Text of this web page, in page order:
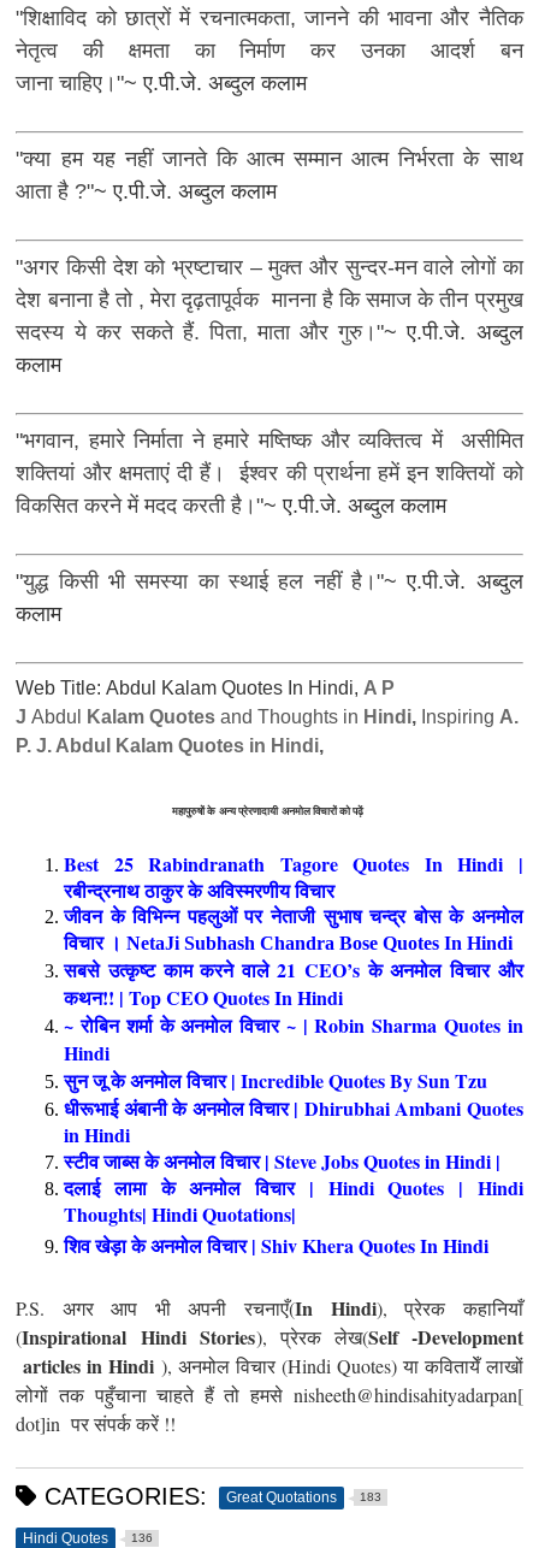
"शिक्षाविद को छात्रों में रचनात्मकता, जानने की भावना और नैतिक
नेतृत्व की क्षमता का निर्माण कर उनका आदर्श बन
जाना चाहिए।"~ ए.पी.जे. अब्दुल कलाम
"क्या हम यह नहीं जानते कि आत्म सम्मान आत्म निर्भरता के साथ
आता है ?"~ ए.पी.जे. अब्दुल कलाम
"अगर किसी देश को भ्रष्टाचार – मुक्त और सुन्दर-मन वाले लोगों का
देश बनाना है तो , मेरा दृढ़तापूर्वक मानना है कि समाज के तीन प्रमुख
सदस्य ये कर सकते हैं. पिता, माता और गुरु।"~ ए.पी.जे. अब्दुल
कलाम
"भगवान, हमारे निर्माता ने हमारे मष्तिष्क और व्यक्तित्व में असीमित
शक्तियां और क्षमताएं दी हैं। ईश्वर की प्रार्थना हमें इन शक्तियों को
विकसित करने में मदद करती है।"~ ए.पी.जे. अब्दुल कलाम
"युद्ध किसी भी समस्या का स्थाई हल नहीं है।"~ ए.पी.जे. अब्दुल
कलाम
Web Title: Abdul Kalam Quotes In Hindi, A P
J Abdul Kalam Quotes and Thoughts in Hindi, Inspiring A.
P. J. Abdul Kalam Quotes in Hindi,
महापुरुषों केअन्य प्रेरणादायीअनमोल विचारों को पढ़ें
Best 25 Rabindranath Tagore Quotes In Hindi |
रबीन्द्रनाथ ठाकुर के अविस्मरणीय विचार
जीवन के विभिन्न पहलुओं पर नेताजी सुभाष चन्द्र बोस के अनमोल
विचार । NetaJi Subhash Chandra Bose Quotes In Hindi
सबसे उत्कृष्ट काम करने वाले 21 CEO’s के अनमोल विचार और
कथन!! | Top CEO Quotes In Hindi
~ रोबिन शर्मा के अनमोल विचार ~ | Robin Sharma Quotes in
Hindi
सुन जू के अनमोल विचार | Incredible Quotes By Sun Tzu
धीरूभाई अंबानी के अनमोल विचार | Dhirubhai Ambani Quotes
in Hindi
स्टीव जाब्स के अनमोल विचार | Steve Jobs Quotes in Hindi |
दलाई लामा के अनमोल विचार | Hindi Quotes | Hindi
Thoughts| Hindi Quotations|
शिव खेड़ा के अनमोल विचार | Shiv Khera Quotes In Hindi
P.S. अगर आप भी अपनी रचनाएँ(In Hindi), प्रेरक कहानियाँ
(Inspirational Hindi Stories), प्रेरक लेख(Self -Development
articles in Hindi ), अनमोल विचार (Hindi Quotes) या कवितायेँ लाखों
लोगों तक पहुँचाना चाहते हैं तो हमसे nisheeth@hindisahityadarpan[
dot]in पर संपर्क करें !!
CATEGORIES: Great Quotations 183
Hindi Quotes 136